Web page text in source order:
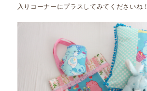
入りコーナーにプラスしてみてくださいね！